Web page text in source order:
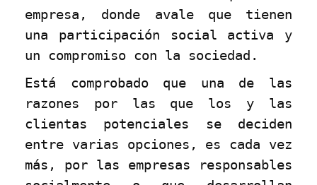
empresa, donde avale que tienen
una participación social activa y
un compromiso con la sociedad.
Está comprobado que una de las
razones por las que los y las
clientas potenciales se deciden
entre varias opciones, es cada vez
más, por las empresas responsables